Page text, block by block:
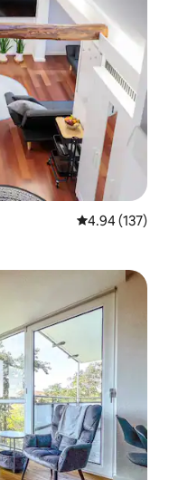
평점 4.94점(5
4.94 (137)